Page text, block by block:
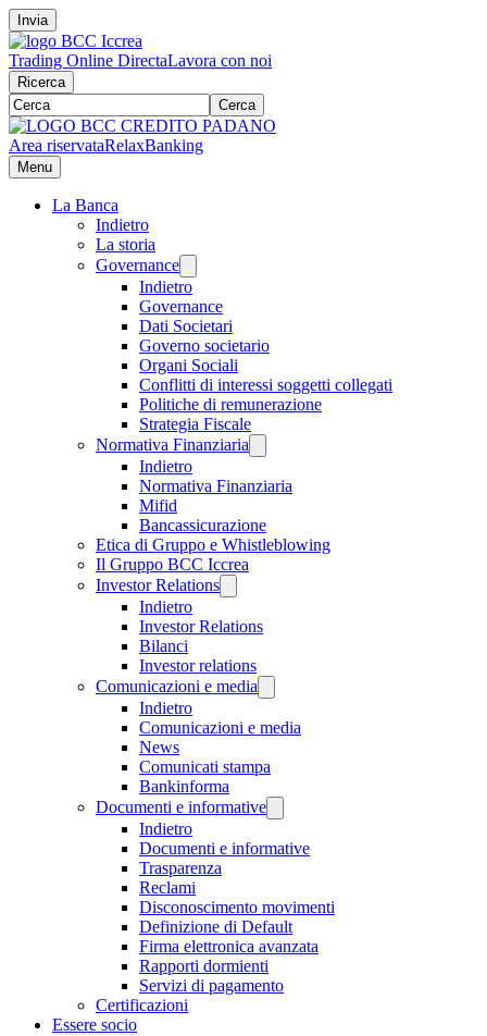
Invia
Trading Online DirectaLavora con noi
Ricerca
Cerca
Area riservataRelaxBanking
Menu
La Banca
Indietro
La storia
Governance
Indietro
Governance
Dati Societari
Governo societario
Organi Sociali
Conflitti di interessi soggetti collegati
Politiche di remunerazione
Strategia Fiscale
Normativa Finanziaria
Indietro
Normativa Finanziaria
Mifid
Bancassicurazione
Etica di Gruppo e Whistleblowing
Il Gruppo BCC Iccrea
Investor Relations
Indietro
Investor Relations
Bilanci
Investor relations
Comunicazioni e media
Indietro
Comunicazioni e media
News
Comunicati stampa
Bankinforma
Documenti e informative
Indietro
Documenti e informative
Trasparenza
Reclami
Disconoscimento movimenti
Definizione di Default
Firma elettronica avanzata
Rapporti dormienti
Servizi di pagamento
Certificazioni
Essere socio